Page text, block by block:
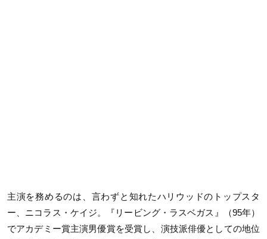
主演を務めるのは、言わずと知れたハリウッドのトップスタ
ー、ニコラス・ケイジ。『リービング・ラスベガス』（95年）
でアカデミー賞主演男優賞を受賞し、演技派俳優としての地位